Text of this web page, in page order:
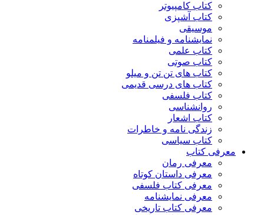
کتاب کامپیوتر
کتاب آشپزی
موسیقی
نمایشنامه و فیلمنامه
کتاب علمی
کتاب صوتی
کتاب های تن تن و میلو
کتاب های درسی قدیمی
کتاب فلسفی
روانشناسی
کتاب اشعار
زندگی نامه و خاطرات
کتاب سیاسی
معرفی کتاب
معرفی رمان
معرفی داستان کوتاه
معرفی کتاب فلسفی
معرفی نمایشنامه
معرفی کتاب تاریخی